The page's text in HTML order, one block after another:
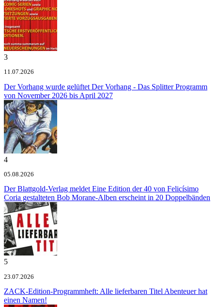
3
11.07.2026
Der Vorhang wurde gelüftet Der Vorhang - Das Splitter Programm
von November 2026 bis April 2027
4
05.08.2026
Der Blattgold-Verlag meldet Eine Edition der 40 von Felicísimo
Coria gestalteten Bob Morane-Alben erscheint in 20 Doppelbänden
5
23.07.2026
ZACK-Edition-Programmheft: Alle lieferbaren Titel Abenteuer hat
einen Namen!